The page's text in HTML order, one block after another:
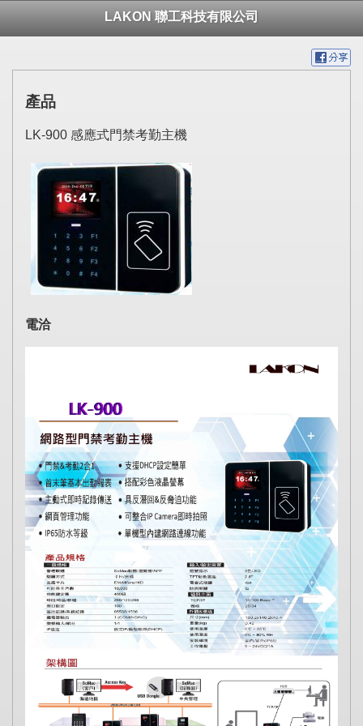
LAKON 聯工科技有限公司
產品
LK-900 感應式門禁考勤主機
電洽